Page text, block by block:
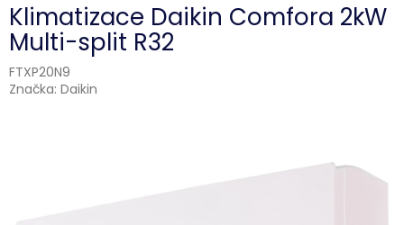
Klimatizace Daikin Comfora 2kW
Multi-split R32
FTXP20N9
Značka: Daikin